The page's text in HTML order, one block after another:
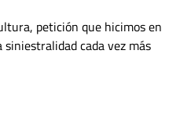
petición que hicimos en
cada vez más